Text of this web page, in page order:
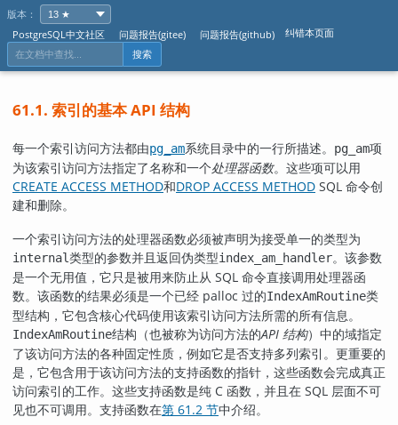
版本：
PostgreSQL中文社区
问题报告(gitee) 问题报告(github) 纠错本页面
搜索
61.1. 索引的基本 API 结构
每一个索引访问方法都由pg_am系统目录中的一行所描述。 pg_am项
为该索引访问方法指定了名称和一个处理器函数。这些项可以用
CREATE ACCESS METHOD和DROP ACCESS METHOD SQL 命令创
建和删除。
一个索引访问方法的处理器函数必须被声明为接受单一的类型为
internal类型的参数并且返回伪类型index_am_handler。该参数
是一个无用值，它只是被用来防止从 SQL 命令直接调用处理器函
数。该函数的结果必须是一个已经 palloc 过的IndexAmRoutine类
型结构，它包含核心代码使用该索引访问方法所需的所有信息。
IndexAmRoutine结构（也被称为访问方法的API 结构）中的域指定
了该访问方法的各种固定性质，例如它是否支持多列索引。更重要的
是，它包含用于该访问方法的支持函数的指针，这些函数会完成真正
访问索引的工作。这些支持函数是纯 C 函数，并且在 SQL 层面不可
见也不可调用。支持函数在第 61.2 节中介绍。